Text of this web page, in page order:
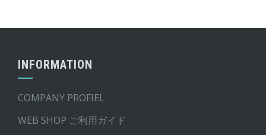
INFORMATION
COMPANY PROFIEL
WEB SHOP ご利用ガイド